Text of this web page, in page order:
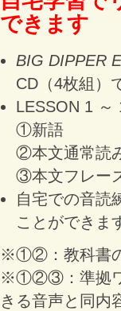
できます
BIG DIPPER
CD（4枚組）
LESSON 1 ～
①新語
②本文通常読
③本文フレ
自宅での音読
ことができま
※①②：教科書の
※①②③：準拠ワ
きる音声と同内